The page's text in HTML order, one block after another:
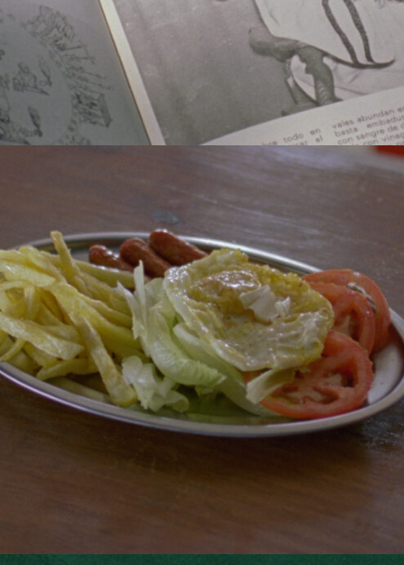
True Love (2011)
Sueñan los Androides (2014)
Leyenda dorada (2019)
Montaje: Chema García Ibarra & Ion de Sosa
Fotografía: Ion de Sosa
Arte y vestuario: